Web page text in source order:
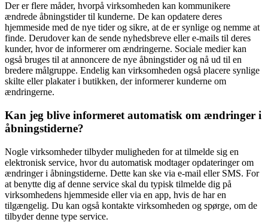
Der er flere måder, hvorpå virksomheden kan kommunikere
ændrede åbningstider til kunderne. De kan opdatere deres
hjemmeside med de nye tider og sikre, at de er synlige og nemme at
finde. Derudover kan de sende nyhedsbreve eller e-mails til deres
kunder, hvor de informerer om ændringerne. Sociale medier kan
også bruges til at annoncere de nye åbningstider og nå ud til en
bredere målgruppe. Endelig kan virksomheden også placere synlige
skilte eller plakater i butikken, der informerer kunderne om
ændringerne.
Kan jeg blive informeret automatisk om ændringer i
åbningstiderne?
Nogle virksomheder tilbyder muligheden for at tilmelde sig en
elektronisk service, hvor du automatisk modtager opdateringer om
ændringer i åbningstiderne. Dette kan ske via e-mail eller SMS. For
at benytte dig af denne service skal du typisk tilmelde dig på
virksomhedens hjemmeside eller via en app, hvis de har en
tilgængelig. Du kan også kontakte virksomheden og spørge, om de
tilbyder denne type service.